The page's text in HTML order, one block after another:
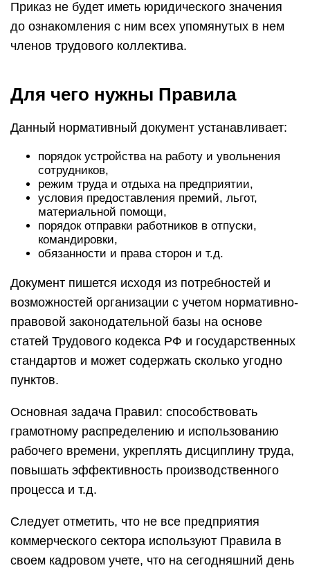
Приказ не будет иметь юридического значения
до ознакомления с ним всех упомянутых в нем
членов трудового коллектива.
Для чего нужны Правила
Данный нормативный документ устанавливает:
порядок устройства на работу и увольнения
сотрудников,
режим труда и отдыха на предприятии,
условия предоставления премий, льгот,
материальной помощи,
порядок отправки работников в отпуски,
командировки,
обязанности и права сторон и т.д.
Документ пишется исходя из потребностей и
возможностей организации с учетом нормативно-
правовой законодательной базы на основе
статей Трудового кодекса РФ и государственных
стандартов и может содержать сколько угодно
пунктов.
Основная задача Правил: способствовать
грамотному распределению и использованию
рабочего времени, укреплять дисциплину труда,
повышать эффективность производственного
процесса и т.д.
Следует отметить, что не все предприятия
коммерческого сектора используют Правила в
своем кадровом учете, что на сегодняшний день